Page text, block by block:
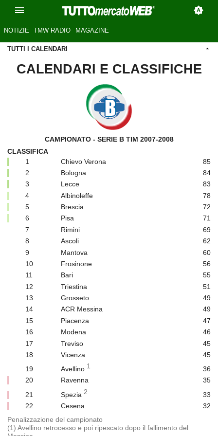
NOTIZIE TMW RADIO MAGAZINE
TUTTI I CALENDARI
CALENDARI E CLASSIFICHE
CAMPIONATO - SERIE B TIM 2007-2008
CLASSIFICA
1
Chievo Verona
85
2
Bologna
84
3
Lecce
83
4
Albinoleffe
78
5
Brescia
72
6
Pisa
71
7
Rimini
69
8
Ascoli
62
9
Mantova
60
10
Frosinone
56
11
Bari
55
12
Triestina
51
13
Grosseto
49
14
ACR Messina
49
15
Piacenza
47
16
Modena
46
17
Treviso
45
18
Vicenza
45
19
Avellino 1
36
20
Ravenna
35
21
Spezia2
33
22
Cesena
32
Penalizzazione del campionato
(1) Avellino retrocesso e poi ripescato dopo il fallimento del